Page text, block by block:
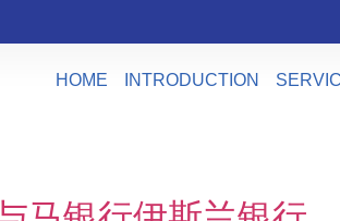
HOME INTRODUCTION